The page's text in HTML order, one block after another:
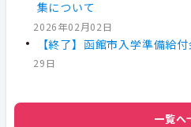
集について
2026年02月02日
【終了】函館市入学準備給
29日
一覧へ